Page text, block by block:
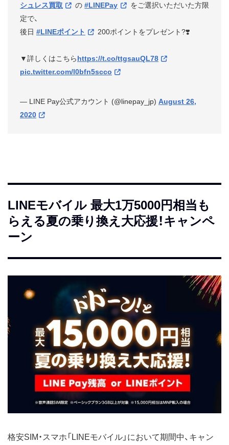
シュレス買取 の#LINEPay
をご選択いただいた方限
定で、
後日 #LINEポイント 200ポイントをプレゼント?❣️
▼詳しくはこちらhttps://t.co/ttgsauQL78
pic.twitter.com/l0bfn5scco
— LINE Pay公式アカウント (@linepay_jp) August 26,
2020
LINEモバイル 最大1万5000円相当も
らえる夏の乗り換え大応援！キャンペ
ーン
格安SIM・スマホ「LINEモバイル」において期間中、キャン